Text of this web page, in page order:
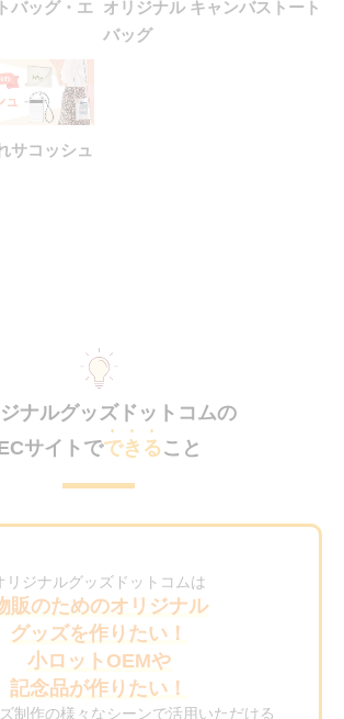
バッグ・エ オリジナル キャンバストート
バッグ
サコッシュ
ナルグッズドットコムの
サイトでできること
リジナルグッズドットコムは
販のためのオリジナル
グッズを作りたい！
小ロットOEMや
記念品が作りたい！
制作の様々なシーンで活用いただける